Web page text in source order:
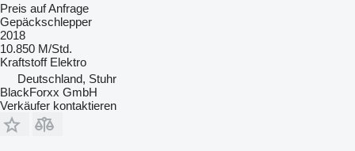
Preis auf Anfrage
Gepäckschlepper
2018
10.850 M/Std.
Kraftstoff Elektro
Deutschland, Stuhr
BlackForxx GmbH
Verkäufer kontaktieren